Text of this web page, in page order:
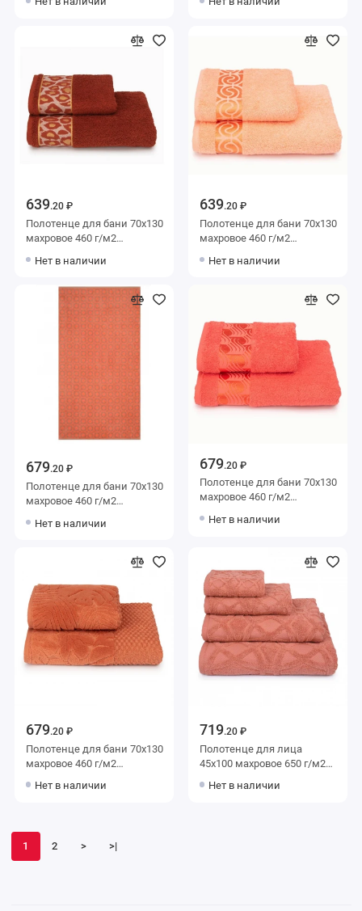
мануфактура Baldric
мануфактура Twist
639.20 ₽
Полотенце для бани 70х130
махровое 460 г/м2
мануфактура
Нет в наличии
639.20 ₽
Полотенце для бани 70х130
махровое 460 г/м2
мануфактура Le colonne
Нет в наличии
679.20 ₽
Полотенце для бани 70х130
махровое 460 г/м2
мануфактура Rhombus
Нет в наличии
679.20 ₽
Полотенце для бани 70х130
махровое 460 г/м2
мануфактура Tempesta
Нет в наличии
679.20 ₽
Полотенце для бани 70х130
махровое 460 г/м2
мануфактура Tropical mood
Нет в наличии
719.20 ₽
Полотенце для лица
45х100 махровое 650 г/м2
мануфактура
Нет в наличии
1 2 > >|